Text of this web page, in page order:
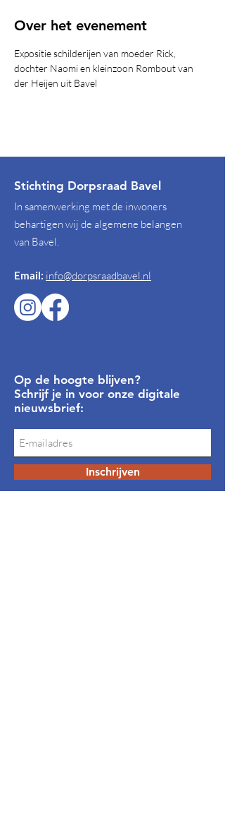
Over het evenement
Expositie schilderijen van moeder Rick,
dochter Naomi en kleinzoon Rombout van
der Heijen uit Bavel
Stichting Dorpsraad Bavel
In samenwerking met de inwoners
behartigen wij de algemene belangen
van Bavel.
Email: info@dorpsraadbavel.nl
Op de hoogte blijven?
Schrijf je in voor onze digitale
nieuwsbrief:
Inschrijven